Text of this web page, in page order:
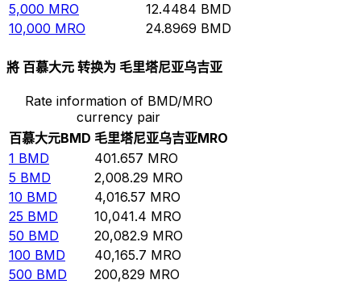
5,000 MRO 12.4484 BMD
10,000 MRO 24.8969 BMD
將 百慕大元 转换为 毛里塔尼亚乌吉亚
Rate information of BMD/MRO
currency pair
百慕大元BMD 毛里塔尼亚乌吉亚MRO
1 BMD 401.657 MRO
5 BMD 2,008.29 MRO
10 BMD 4,016.57 MRO
25 BMD 10,041.4 MRO
50 BMD 20,082.9 MRO
100 BMD 40,165.7 MRO
500 BMD 200,829 MRO